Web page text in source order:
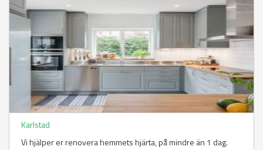
Karlstad
Vi hjälper er renovera hemmets hjärta, på mindre än 1 dag.